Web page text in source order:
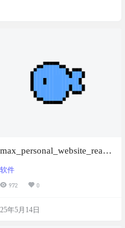
max_personal_website_react
个人工作履历
软件
972 0
25年5月14日